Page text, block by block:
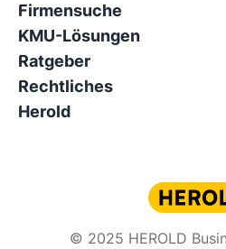
Firmensuche
KMU-Lösungen
Ratgeber
Rechtliches
Herold
© 2025 HEROLD